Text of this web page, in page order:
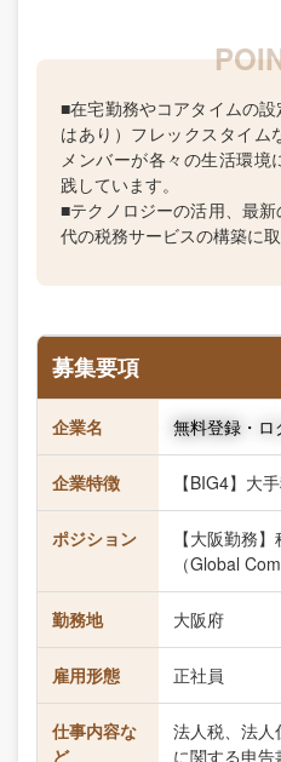
■在宅勤務やコアタイムの
はあり）フレックスタイム
メンバーが各々の生活環
践しています。
■テクノロジーの活用、最
代の税務サービスの構築に
募集要項
企業名 無料登録・ロ
企業特徴 【BIG4】大
ポジション
【大阪勤務
（Global
勤務地 大阪府
雇用形態 正社員
仕事内容な
ど
法人税、法
に関する申